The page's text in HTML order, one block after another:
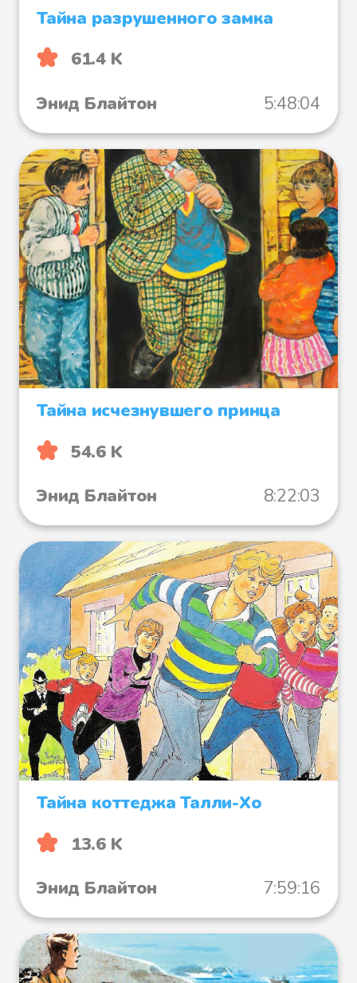
Тайна разрушенного замка
61.4 K
Энид Блайтон
5:48:04
Тайна исчезнувшего принца
54.6 K
Энид Блайтон
8:22:03
Тайна коттеджа Талли-Хо
13.6 K
Энид Блайтон
7:59:16